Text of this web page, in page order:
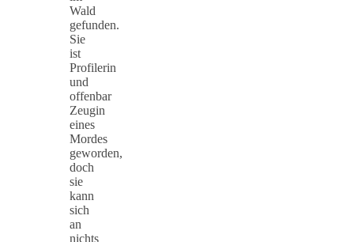
Wald
gefunden.
Sie
ist
Profilerin
und
offenbar
Zeugin
eines
Mordes
geworden,
doch
sie
kann
sich
an
nichts